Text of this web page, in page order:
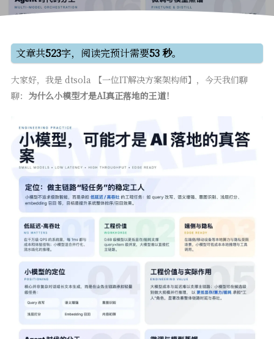
文章共523字，阅读完预计需要53 秒。
大家好，我是 dtsola 【一位IT解决方案架构师】，今天我们聊
聊： 为什么小模型才是AI真正落地的王道！